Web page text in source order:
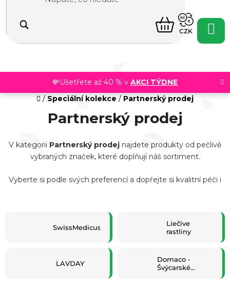
obsah
💸Ušetřete až 40 % v AKCI TÝDNE
NÁKUPNÍ
KOŠÍK
CZK
Domů
/ Speciální kolekce / Partnerský prodej
Partnerský prodej
V kategorii Partnerský prodej najdete produkty od pečlivě
vybraných značek, které doplňují náš sortiment.
Vyberte si podle svých preferencí a dopřejte si kvalitní péči i
SwissMedicus®
Liečive
rastliny
LAVDAY
Domaco -
Švýcarské